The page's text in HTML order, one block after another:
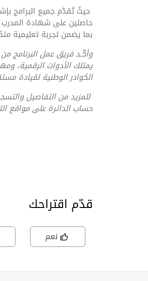
حيثُ تُقدَّم جميع البرامج
حاصلين على شهادة المدرب
بما يضمن تجربة تعليمية
وأكّـد فريق عمل البرنامج
يمتلك الأدوات الرقمية،
الكوادر الوطنية لقيادة
للمزيد من التفاصيل
حساب الدائرة على مواقع
قدّم اقتراحك
نعم